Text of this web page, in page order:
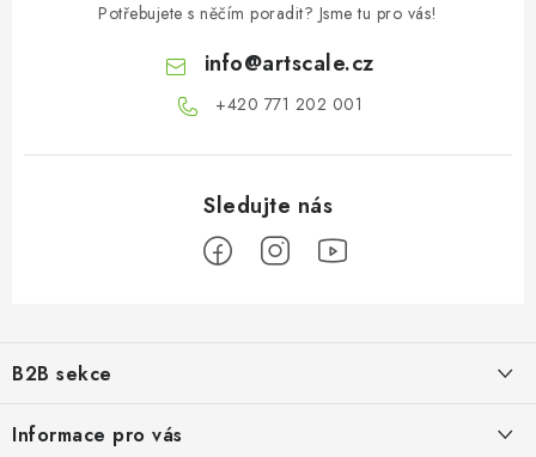
Potřebujete s něčím poradit? Jsme tu pro vás!
info@artscale.cz
+420 771 202 001​
p
a
B2B sekce
poskytování odpovídajících služeb a servisu
Informace pro vás